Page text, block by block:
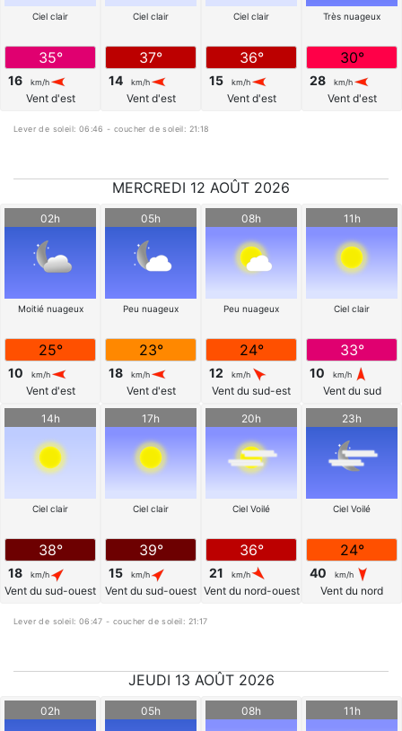
Ciel clair
35°
16 km/h
Vent d'est
Ciel clair
37°
14 km/h
Vent d'est
Ciel clair
36°
15 km/h
Vent d'est
Très nuageux
30°
28 km/h
Vent d'est
Lever de soleil: 06:46 - coucher de soleil: 21:18
MERCREDI 12 AOÛT 2026
02h
Moitié nuageux
25°
10 km/h
Vent d'est
05h
Peu nuageux
23°
18 km/h
Vent d'est
08h
Peu nuageux
24°
12 km/h
Vent du sud-est
11h
Ciel clair
33°
10 km/h
Vent du sud
14h
Ciel clair
38°
18 km/h
Vent du sud-ouest
17h
Ciel clair
39°
15 km/h
Vent du sud-ouest
20h
Ciel Voilé
36°
21 km/h
Vent du nord-ouest
23h
Ciel Voilé
24°
40 km/h
Vent du nord
Lever de soleil: 06:47 - coucher de soleil: 21:17
JEUDI 13 AOÛT 2026
02h 05h 08h 11h